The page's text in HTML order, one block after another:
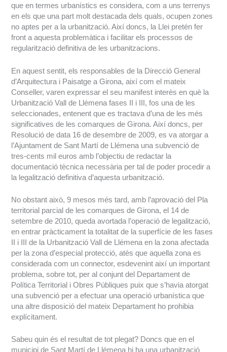
que en termes urbanístics es considera, com a uns terrenys
en els que una part molt destacada dels quals, ocupen zones
no aptes per a la urbanització. Així doncs, la Llei pretén fer
front a aquesta problemàtica i facilitar els processos de
regularització definitiva de les urbanitzacions.
En aquest sentit, els responsables de la Direcció General
d’Arquitectura i Paisatge a Girona, així com el mateix
Conseller, varen expressar el seu manifest interès en què la
Urbanització Vall de Llémena fases II i III, fos una de les
seleccionades, entenent que es tractava d’una de les més
significatives de les comarques de Girona. Així doncs, per
Resolució de data 16 de desembre de 2009, es va atorgar a
l’Ajuntament de Sant Martí de Llémena una subvenció de
tres-cents mil euros amb l’objectiu de redactar la
documentació tècnica necessària per tal de poder procedir a
la legalització definitiva d’aquesta urbanització.
No obstant això, 9 mesos més tard, amb l’aprovació del Pla
territorial parcial de les comarques de Girona, el 14 de
setembre de 2010, queda avortada l’operació de legalització,
en entrar pràcticament la totalitat de la superfície de les fases
II i III de la Urbanització Vall de Llémena en la zona afectada
per la zona d’especial protecció, atès que aquella zona es
considerada com un connector, esdevenint així un important
problema, sobre tot, per al conjunt del Departament de
Política Territorial i Obres Públiques puix que s’havia atorgat
una subvenció per a efectuar una operació urbanística que
una altre disposició del mateix Departament ho prohibia
explícitament.
Sabeu quin és el resultat de tot plegat? Doncs que en el
municipi de Sant Martí de Llémena hi ha una urbanització